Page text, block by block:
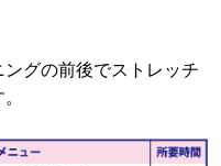
グの前後でストレッチ